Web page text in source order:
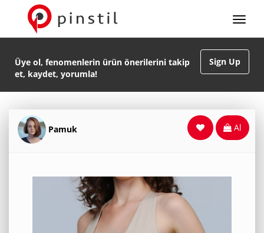
Sign Up
Üye ol, fenomenlerin ürün önerilerini takip
et, kaydet, yorumla!
Pamuk Al